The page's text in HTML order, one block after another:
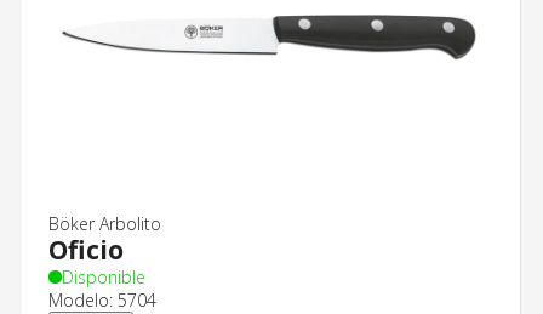
Böker Arbolito
Oficio
Disponible
Modelo: 5704